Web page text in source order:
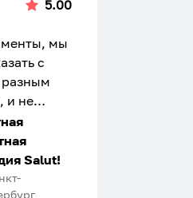
5.00
мы
с
и не
на
души
Salut!